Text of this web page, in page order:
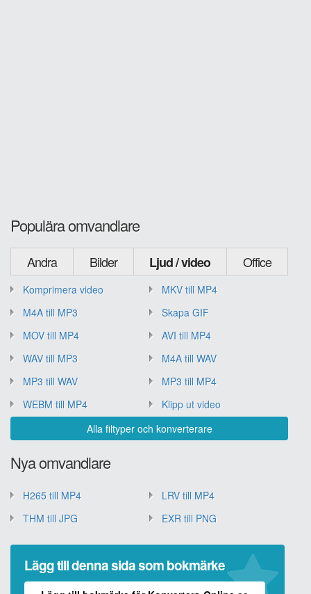
Populära omvandlare
Andra Bilder Ljud / video Office
Komprimera video
MKV till MP4
M4A till MP3
Skapa GIF
MOV till MP4
AVI till MP4
WAV till MP3
M4A till WAV
MP3 till WAV
MP3 till MP4
WEBM till MP4
Klipp ut video
Alla filtyper och konverterare
Nya omvandlare
H265 till MP4
LRV till MP4
THM till JPG
EXR till PNG
Lägg till denna sida som bokmärke